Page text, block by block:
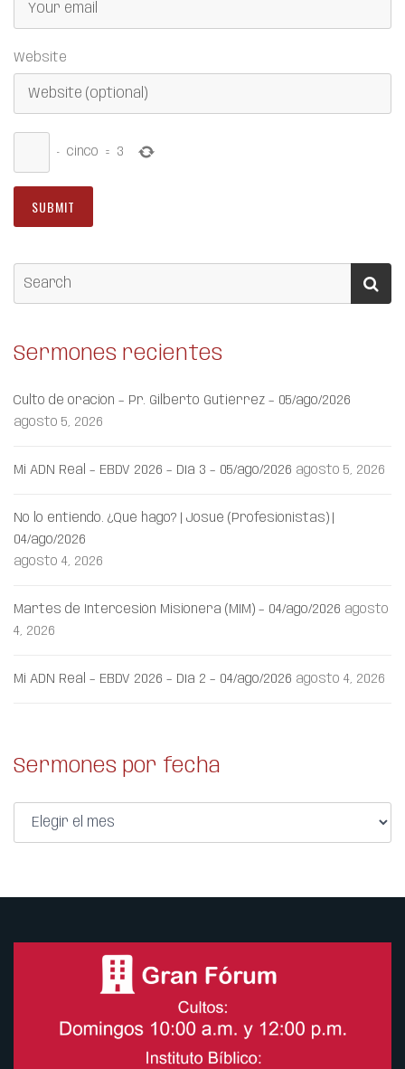
Website
− cinco = 3
Sermones recientes
Culto de oración – Pr. Gilberto Gutiérrez – 05/ago/2026
agosto 5, 2026
Mi ADN Real – EBDV 2026 – Día 3 – 05/ago/2026 agosto 5, 2026
No lo entiendo. ¿Qué hago? | Josué (Profesionistas) |
04/ago/2026
agosto 4, 2026
Martes de Intercesión Misionera (MIM) – 04/ago/2026 agosto
4, 2026
Mi ADN Real – EBDV 2026 – Día 2 – 04/ago/2026 agosto 4, 2026
Sermones por fecha